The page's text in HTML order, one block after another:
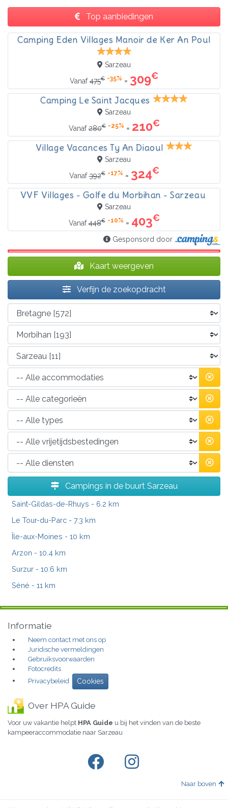
Top aanbiedingen
Camping Eden Villages Manoir de Ker An Poul
Sarzeau
Vanaf475€ -35% = 309€
Camping Le Saint Jacques
Sarzeau
Vanaf280€ -25% = 210€
Village Vacances Ty An Diaoul
Sarzeau
Vanaf392€ -17% = 324€
VVF Villages - Golfe du Morbihan - Sarzeau
Sarzeau
Vanaf448€ -10% = 403€
Gesponsord door
Kaart weergeven
Verfijn de zoekopdracht
Campings in de buurt Sarzeau
Saint-Gildas-de-Rhuys - 6.2 km
Le Tour-du-Parc - 7.3 km
Île-aux-Moines - 10 km
Arzon - 10.4 km
Surzur - 10.6 km
Séné - 11 km
Informatie
Neem contact met ons op
Juridische vermeldingen
Gebruiksvoorwaarden
Fotocredits
Privacybeleid
Cookies
Over HPA Guide
Voor uw vakantie helpt HPA Guide u bij het vinden van de beste
kampeeraccommodatie naar Sarzeau
Naar boven